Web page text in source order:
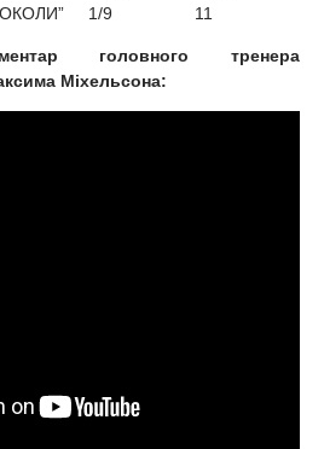
СОКОЛИ” 1/9 11
головного тренера
Міхельсона: